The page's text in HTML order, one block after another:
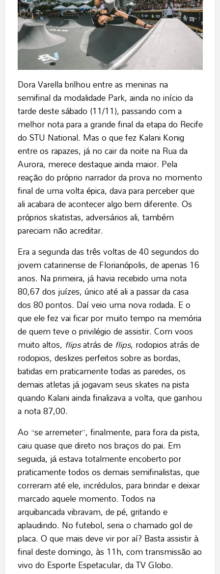
Dora Varella brilhou entre as meninas na
semifinal da modalidade Park, ainda no início da
tarde deste sábado (11/11), passando com a
melhor nota para a grande final da etapa do Recife
do STU National. Mas o que fez Kalani Konig
entre os rapazes, já no cair da noite na Rua da
Aurora, merece destaque ainda maior. Pela
reação do próprio narrador da prova no momento
final de uma volta épica, dava para perceber que
ali acabara de acontecer algo bem diferente. Os
próprios skatistas, adversários ali, também
pareciam não acreditar.
Era a segunda das três voltas de 40 segundos do
jovem catarinense de Florianópolis, de apenas 16
anos. Na primeira, já havia recebido uma nota
80,67 dos juízes, único até ali a passar da casa
dos 80 pontos. Daí veio uma nova rodada. E o
que ele fez vai ficar por muito tempo na memória
de quem teve o privilégio de assistir. Com voos
muito altos, flipsatrás de flips, rodopios atrás de
rodopios, deslizes perfeitos sobre as bordas,
batidas em praticamente todas as paredes, os
demais atletas já jogavam seus skates na pista
quando Kalani ainda finalizava a volta, que ganhou
a nota 87,00.
Ao “se arremeter”, finalmente, para fora da pista,
caiu quase que direto nos braços do pai. Em
seguida, já estava totalmente encoberto por
praticamente todos os demais semifinalistas, que
correram até ele, incrédulos, para brindar e deixar
marcado aquele momento. Todos na
arquibancada vibravam, de pé, gritando e
aplaudindo. No futebol, seria o chamado gol de
placa. O que mais deve vir por aí? Basta assistir à
final deste domingo, às 11h, com transmissão ao
vivo do Esporte Espetacular, da TV Globo.